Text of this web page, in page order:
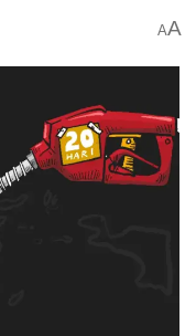
AA